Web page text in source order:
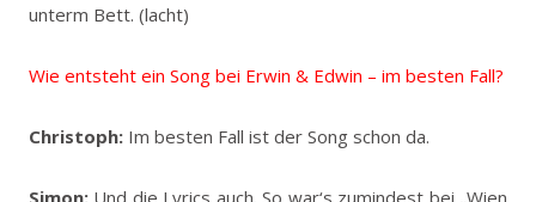
unterm Bett. (lacht)
Wie entsteht ein Song bei Erwin & Edwin – im besten Fall?
Christoph: Im besten Fall ist der Song schon da.
Simon: Und die Lyrics auch. So war‘s zumindest bei „Wien